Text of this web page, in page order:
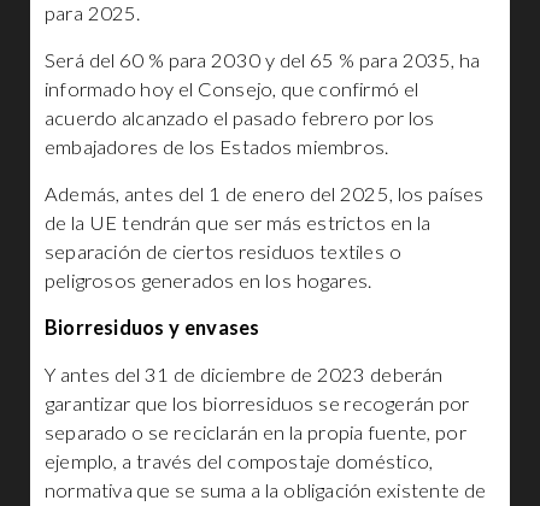
para 2025.
Será del 60 % para 2030 y del 65 % para 2035, ha
informado hoy el Consejo, que confirmó el
acuerdo alcanzado el pasado febrero por los
embajadores de los Estados miembros.
Además, antes del 1 de enero del 2025, los países
de la UE tendrán que ser más estrictos en la
separación de ciertos residuos textiles o
peligrosos generados en los hogares.
Biorresiduos y envases
Y antes del 31 de diciembre de 2023 deberán
garantizar que los biorresiduos se recogerán por
separado o se reciclarán en la propia fuente, por
ejemplo, a través del compostaje doméstico,
normativa que se suma a la obligación existente de